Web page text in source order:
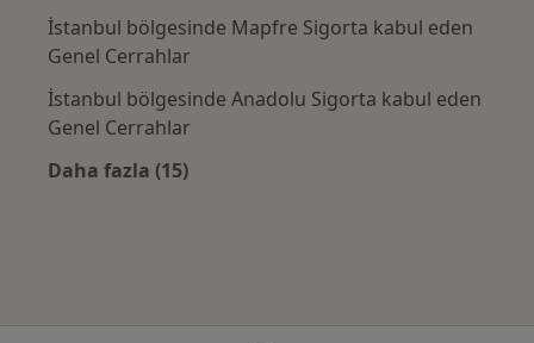
İstanbul bölgesinde Mapfre Sigorta kabul eden
Genel Cerrahlar
İstanbul bölgesinde Anadolu Sigorta kabul eden
Genel Cerrahlar
Daha fazla (15)